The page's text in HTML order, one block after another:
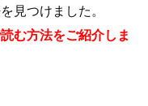
見つけました。
む方法をご紹介しま